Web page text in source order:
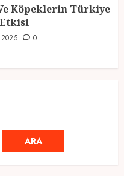
Köpeklerin Türkiye
0
ARA